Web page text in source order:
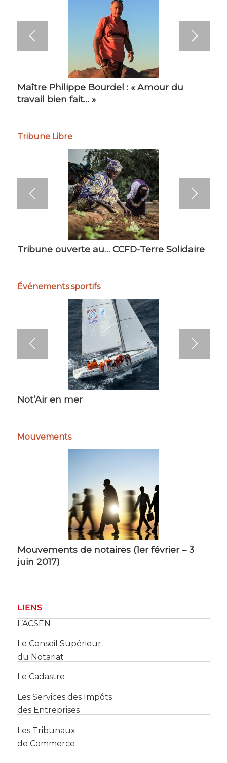
Maître Philippe Bourdel : « Amour du
travail bien fait… »
Tribune Libre
Tribune ouverte au… CCFD-Terre Solidaire
Événements sportifs
Not’Air en mer
Mouvements
Mouvements de notaires (1er février – 3
juin 2017)
LIENS
L’ACSEN
Le Conseil Supérieur
du Notariat
Le Cadastre
Les Services des Impôts
des Entreprises
Les Tribunaux
de Commerce